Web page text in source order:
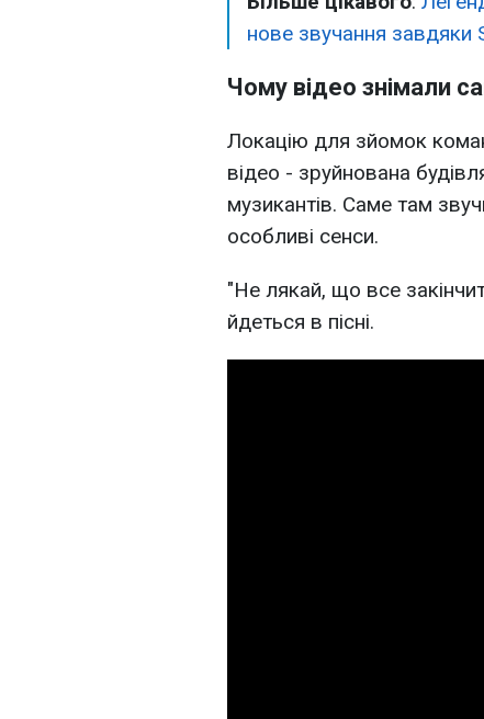
нове звучання завдяки
Чому відео знімали
Локацію для зйомок
відео - зруйнована
музикантів. Саме там
особливі сенси.
"Не лякай, що все
йдеться в пісні.